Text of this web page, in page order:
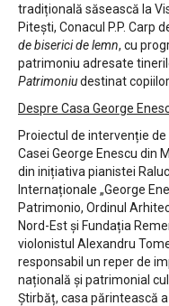
tradițională săsească la
Pitești, Conacul P.P. Carp
de biserici de lemn, cu
patrimoniu adresate
Patrimoniudestinat copiilor.
Despre Casa George
Proiectul de intervenție
Casei George Enescu din
din inițiativa pianistei
Internaționale „George
Patrimonio, Ordinul
Nord-Est și Fundația
violonistul Alexandru
responsabil un reper de
națională și patrimonial
Știrbăț, casa părintească